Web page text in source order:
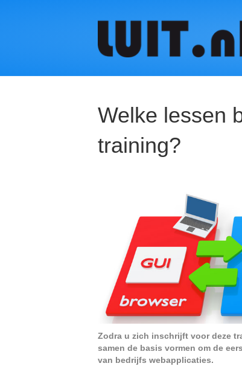
Welke lessen
training?
Zodra u zich inschrijft voor deze
samen de basis vormen om de
van bedrijfs webapplicaties.